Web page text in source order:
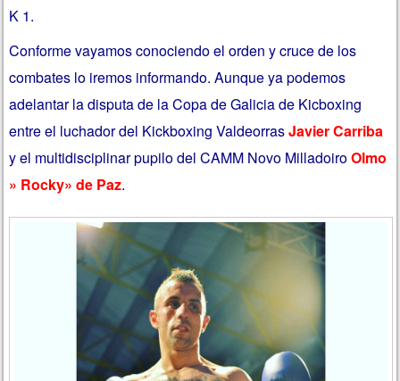
K 1.
Conforme vayamos conociendo el orden y cruce de los
combates lo iremos informando. Aunque ya podemos
adelantar la disputa de la Copa de Galicia de Kicboxing
entre el luchador del Kickboxing ValdeorrasJavier Carriba
y el multidisciplinar pupilo del CAMM Novo MilladoiroOlmo
» Rocky» de Paz.